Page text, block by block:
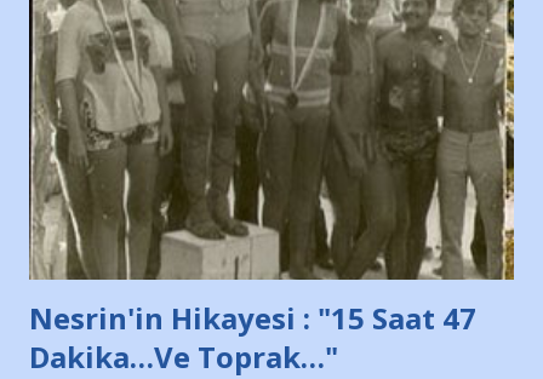
protesto eylemiyle açıkladıklarını bildiriyordu.. Bu grup
adına açıklama yapan şahsı muhterem(!) ''Açık ve net olarak
söylüyoruz. Bu son uyarımızdır. Bunun yanısıra, bu takımlara
ait tanıtıcı ilanların asılmasına izin veren Bursa Büyükşehir
Belediyesi ile mağazaların bulunduğu alışveriş merkezlerini
de kınıyoruz'' diye de eklemiş .. Blogumuzda okuduğum bu
yazının hemen ardından bu habe...
Nesrin'in Hikayesi : "15 Saat 47
Dakika…Ve Toprak…"